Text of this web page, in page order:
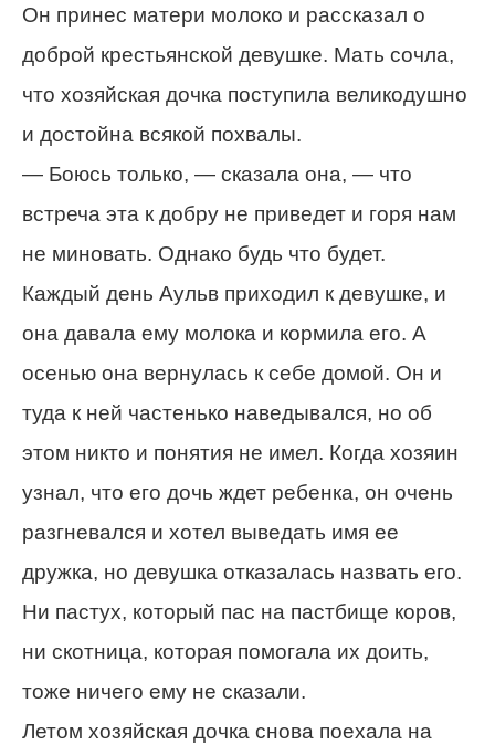
Он принес матери молоко и рассказал о
доброй крестьянской девушке. Мать сочла,
что хозяйская дочка поступила великодушно
и достойна всякой похвалы.
— Боюсь только, — сказала она, — что
встреча эта к добру не приведет и горя нам
не миновать. Однако будь что будет.
Каждый день Аульв приходил к девушке, и
она давала ему молока и кормила его. А
осенью она вернулась к себе домой. Он и
туда к ней частенько наведывался, но об
этом никто и понятия не имел. Когда хозяин
узнал, что его дочь ждет ребенка, он очень
разгневался и хотел выведать имя ее
дружка, но девушка отказалась назвать его.
Ни пастух, который пас на пастбище коров,
ни скотница, которая помогала их доить,
тоже ничего ему не сказали.
Летом хозяйская дочка снова поехала на